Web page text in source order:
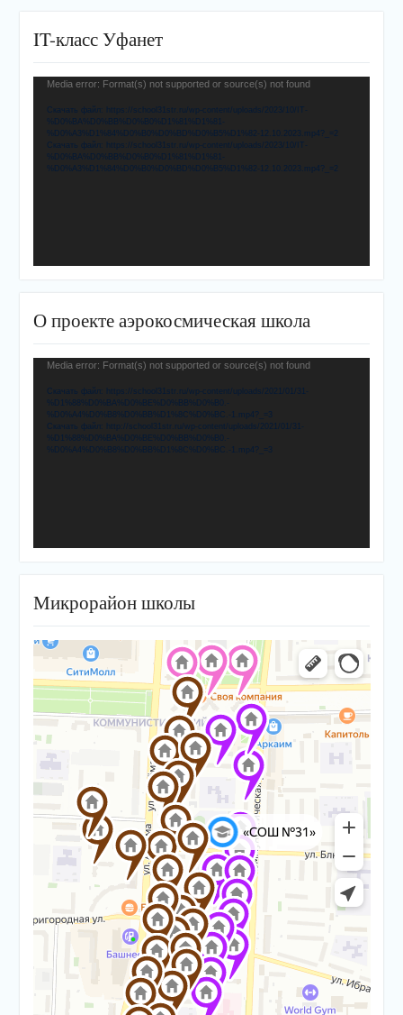
IT-класс Уфанет
Видеоплеер
Media error: Format(s) not supported or source(s) not found
Скачать файл: https://school31str.ru/wp-content/uploads/2023/10/IT-
%D0%BA%D0%BB%D0%B0%D1%81%D1%81-
%D0%A3%D1%84%D0%B0%D0%BD%D0%B5%D1%82-12.10.2023.mp4?_=2
Скачать файл: https://school31str.ru/wp-content/uploads/2023/10/IT-
%D0%BA%D0%BB%D0%B0%D1%81%D1%81-
%D0%A3%D1%84%D0%B0%D0%BD%D0%B5%D1%82-12.10.2023.mp4?_=2
О проекте аэрокосмическая школа
Видеоплеер
Media error: Format(s) not supported or source(s) not found
Скачать файл: https://school31str.ru/wp-content/uploads/2021/01/31-
%D1%88%D0%BA%D0%BE%D0%BB%D0%B0.-
%D0%A4%D0%B8%D0%BB%D1%8C%D0%BC.-1.mp4?_=3
Скачать файл: http://school31str.ru/wp-content/uploads/2021/01/31-
%D1%88%D0%BA%D0%BE%D0%BB%D0%B0.-
%D0%A4%D0%B8%D0%BB%D1%8C%D0%BC.-1.mp4?_=3
Микрорайон школы